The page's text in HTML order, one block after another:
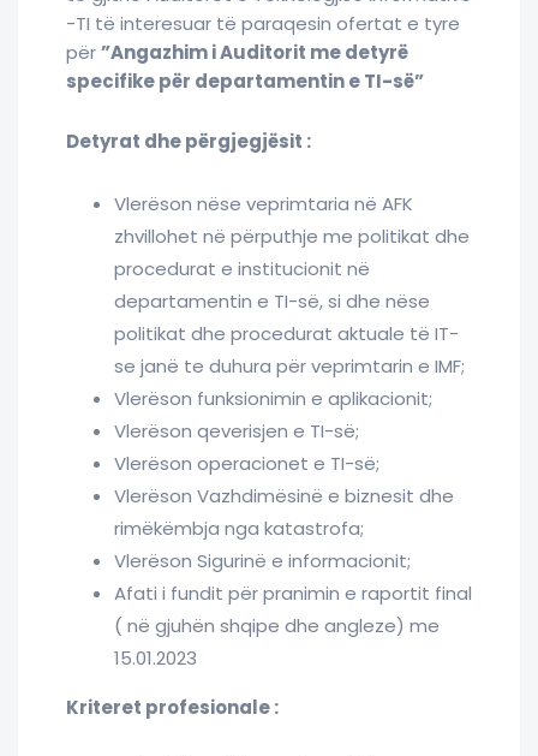
-TI të interesuar të paraqesin ofertat e tyre
për ”Angazhim i Auditorit me detyrë
specifike për departamentin e TI-së”
Detyrat dhe përgjegjësit :
Vlerëson nëse veprimtaria në AFK
zhvillohet në përputhje me politikat dhe
procedurat e institucionit në
departamentin e TI-së, si dhe nëse
politikat dhe procedurat aktuale të IT-
se janë te duhura për veprimtarin e IMF;
Vlerëson funksionimin e aplikacionit;
Vlerëson qeverisjen e TI-së;
Vlerëson operacionet e TI-së;
Vlerëson Vazhdimësinë e biznesit dhe
rimëkëmbja nga katastrofa;
Vlerëson Sigurinë e informacionit;
Afati i fundit për pranimin e raportit final
( në gjuhën shqipe dhe angleze) me
15.01.2023
Kriteret profesionale :